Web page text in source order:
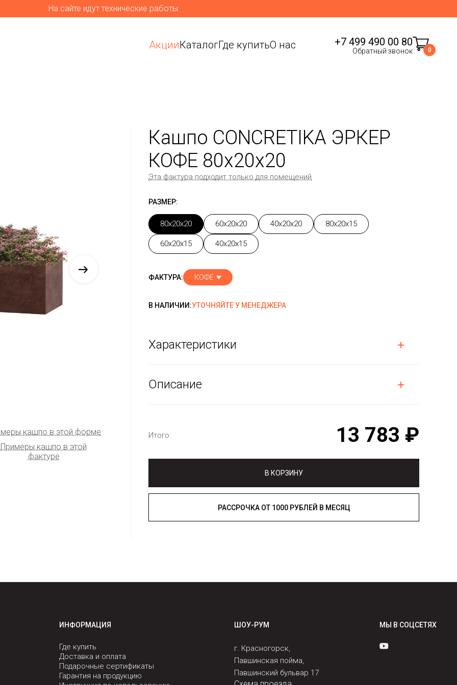
На сайте идут технические работы.
АкцииКаталогГде купитьО нас +7 499 490 00 80
Обратный звонок 0
кашпо в этой форме
Примеры кашпо в этой
фактуре
Кашпо CONCRETIKA ЭРКЕР
КОФЕ 80x20x20
Эта фактура подходит только для помещений
РАЗМЕР:
80x20x20 60x20x20 40x20x20 80x20x15
60x20x15 40x20x15
ФАКТУРА: КОФЕ
В НАЛИЧИИ:УТОЧНЯЙТЕ У МЕНЕДЖЕРА
Характеристики
Описание
Итого: 13 783 ₽
В КОРЗИНУ
РАССРОЧКА ОТ 1000 РУБЛЕЙ В МЕСЯЦ
ИНФОРМАЦИЯ
Где купить
Доставка и оплата
Подарочные сертификаты
Гарантия на продукцию
ШОУ-РУМ
г. Красногорск,
Павшинская пойма,
Павшинский бульвар 17
МЫ В СОЦСЕТЯХ